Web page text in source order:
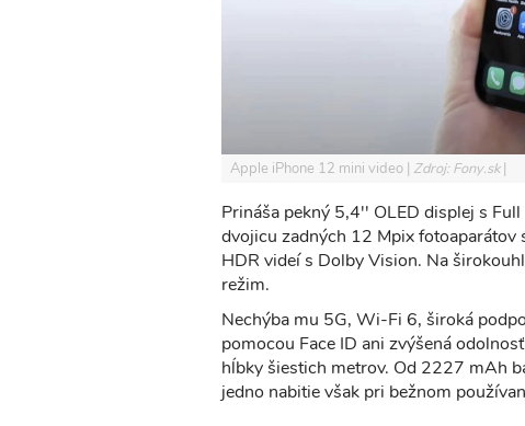
Apple iPhone 12 mini video Zdroj: Fony.sk
Prináša pekný 5,4'' OLED displej s
dvojicu zadných 12 Mpix
HDR videí s Dolby Vision. Na
režim.
Nechýba mu 5G, Wi-Fi 6, široká
pomocou Face ID ani zvýšená
hĺbky šiestich metrov. Od 2227 mAh
jedno nabitie však pri bežnom